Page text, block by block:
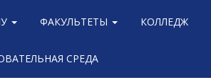
ФАКУЛЬТЕТЫ КОЛЛЕДЖ
СРЕДА